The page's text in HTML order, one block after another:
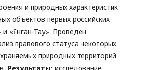
и природных характеристик
объектов первых российских
и «Янган-Тау». Проведен
правового статуса некоторых
природных территорий
Результаты: исследование